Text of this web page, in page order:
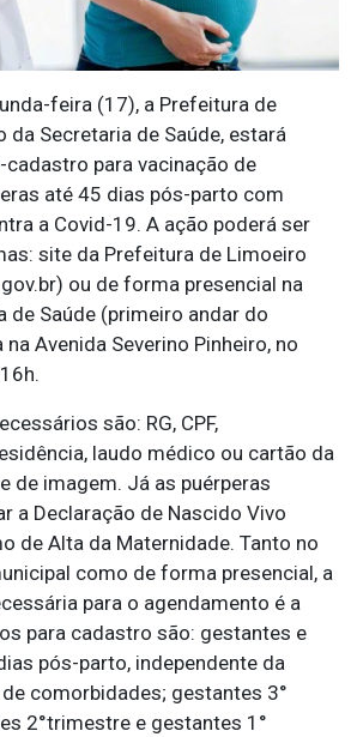
feira (17), a Prefeitura de
da Secretaria de Saúde, estará
cadastro para vacinação de
até 45 dias pós-parto com
a Covid-19. A ação poderá ser
site da Prefeitura de Limoeiro
ou de forma presencial na
de Saúde (primeiro andar do
Avenida Severino Pinheiro, no
são: RG, CPF,
laudo médico ou cartão da
de imagem. Já as puérperas
a Declaração de Nascido Vivo
de Alta da Maternidade. Tanto no
como de forma presencial, a
para o agendamento é a
para cadastro são: gestantes e
pós-parto, independente da
comorbidades; gestantes 3°
2°trimestre e gestantes 1°